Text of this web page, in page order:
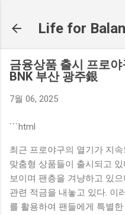
Life for
금융상품 출시 프로
BNK 부산 광주銀
7월 06, 2025
```html
최근 프로야구의 열기가 지
맞춤형 상품들이 출시되고
보이며 팬층을 겨냥하고 있
관련 적금을 내놓고 있다. 이
를 활용하여 팬들에게 특별